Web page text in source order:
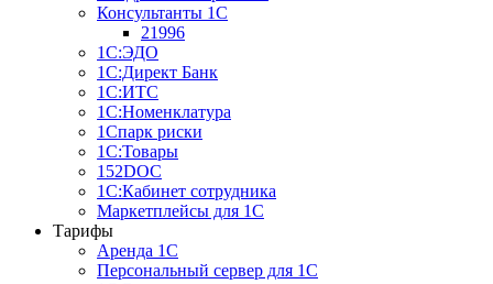
Консультанты 1С
21996
1С:ЭДО
1С:Директ Банк
1С:ИТС
1С:Номенклатура
1Спарк риски
1С:Товары
152DOC
1С:Кабинет сотрудника
Маркетплейсы для 1С
Тарифы
Аренда 1С
Персональный сервер для 1С